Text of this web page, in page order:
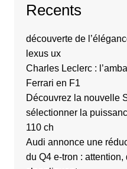
Recents
découverte de
lexus ux
Charles Leclerc :
Ferrari en F1
Découvrez la nouvelle
sélectionner la
110 ch
Audi annonce une
du Q4 e-tron :